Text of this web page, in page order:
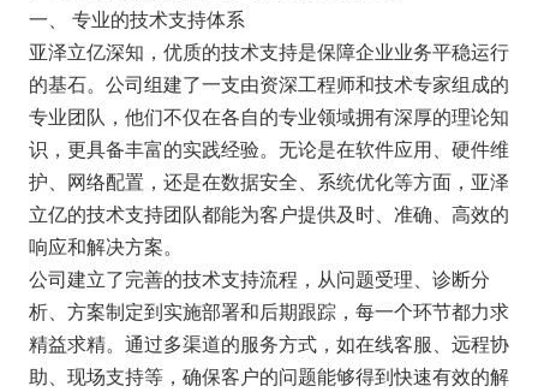
一、 专业的技术支持体系
亚泽立亿深知，优质的技术支持是保障企业业务平稳运行
的基石。公司组建了一支由资深工程师和技术专家组成的
专业团队，他们不仅在各自的专业领域拥有深厚的理论知
识，更具备丰富的实践经验。无论是在软件应用、硬件维
护、网络配置，还是在数据安全、系统优化等方面，亚泽
立亿的技术支持团队都能为客户提供及时、准确、高效的
响应和解决方案。
公司建立了完善的技术支持流程，从问题受理、诊断分
析、方案制定到实施部署和后期跟踪，每一个环节都力求
精益求精。通过多渠道的服务方式，如在线客服、远程协
助、现场支持等，确保客户的问题能够得到快速有效的解